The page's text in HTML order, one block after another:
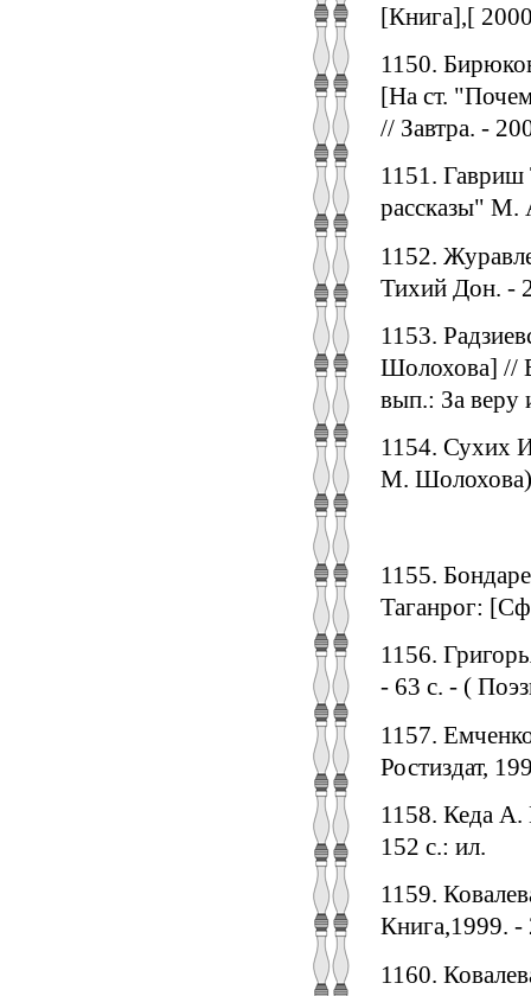
[Книга],[
1150.
[На ст.
// Завтра. -
1151.
рассказы" М.
1152.
Тихий Дон. -
1153.
Шолохова] //
вып.: За веру
1154. Сухих
М. Шолохова)
1155.
Таганрог:
1156.
- 63 с. - (
1157.
Ростиздат,
1158. Кеда
152 с.: ил.
1159.
Книга,1999. -
1160.